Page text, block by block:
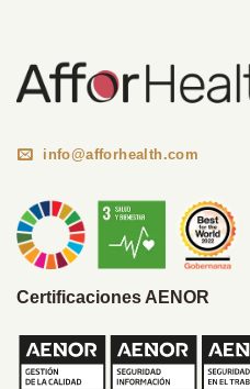
info@afforhealth.com
Certificaciones AENOR